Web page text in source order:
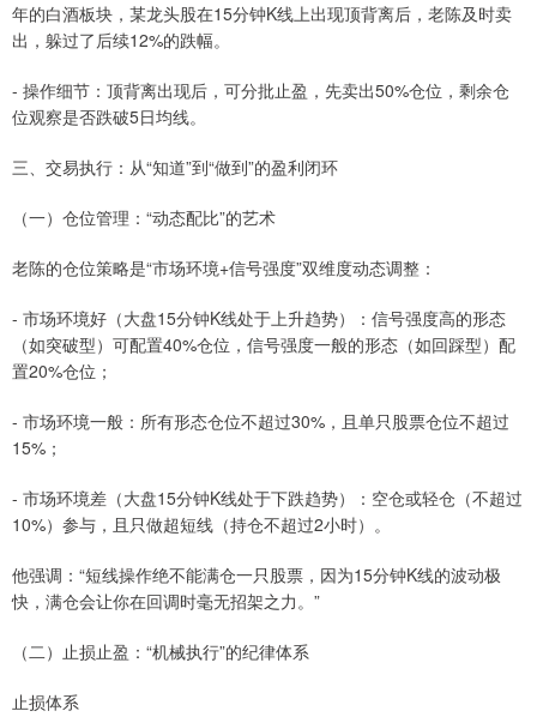
年的白酒板块，某龙头股在15分钟K线上出现顶背离后，老陈及时卖
出，躲过了后续12%的跌幅。
- 操作细节：顶背离出现后，可分批止盈，先卖出50%仓位，剩余仓
位观察是否跌破5日均线。
三、交易执行：从“知道”到“做到”的盈利闭环
（一）仓位管理：“动态配比”的艺术
老陈的仓位策略是“市场环境+信号强度”双维度动态调整：
- 市场环境好（大盘15分钟K线处于上升趋势）：信号强度高的形态
（如突破型）可配置40%仓位，信号强度一般的形态（如回踩型）配
置20%仓位；
- 市场环境一般：所有形态仓位不超过30%，且单只股票仓位不超过
15%；
- 市场环境差（大盘15分钟K线处于下跌趋势）：空仓或轻仓（不超过
10%）参与，且只做超短线（持仓不超过2小时）。
他强调：“短线操作绝不能满仓一只股票，因为15分钟K线的波动极
快，满仓会让你在回调时毫无招架之力。”
（二）止损止盈：“机械执行”的纪律体系
止损体系